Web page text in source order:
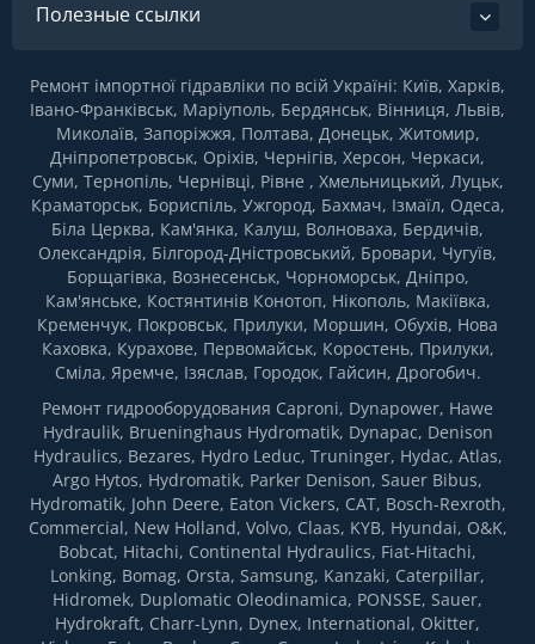
Полезные ссылки
Ремонт імпортної гідравліки по всій Україні: Київ, Харків,
Івано-Франківськ, Маріуполь, Бердянськ, Вінниця, Львів,
Миколаїв, Запоріжжя, Полтава, Донецьк, Житомир,
Дніпропетровськ, Оріхів, Чернігів, Херсон, Черкаси,
Суми, Тернопіль, Чернівці, Рівне , Хмельницький, Луцьк,
Краматорськ, Бориспіль, Ужгород, Бахмач, Ізмаїл, Одеса,
Біла Церква, Кам'янка, Калуш, Волноваха, Бердичів,
Олександрія, Білгород-Дністровський, Бровари, Чугуїв,
Борщагівка, Вознесенськ, Чорноморськ, Дніпро,
Кам'янське, Костянтинів Конотоп, Нікополь, Макіївка,
Кременчук, Покровськ, Прилуки, Моршин, Обухів, Нова
Каховка, Курахове, Первомайськ, Коростень, Прилуки,
Сміла, Яремче, Ізяслав, Городок, Гайсин, Дрогобич.
Ремонт гидрооборудования Caproni, Dynapower, Hawe
Hydraulik, Brueninghaus Hydromatik, Dynapac, Denison
Hydraulics, Bezares, Hydro Leduc, Truninger, Hydac, Atlas,
Argo Hytos, Hydromatik, Parker Denison, Sauer Bibus,
Hydromatik, John Deere, Eaton Vickers, CAT, Bosch-Rexroth,
Commercial, New Holland, Volvo, Claas, KYB, Hyundai, O&K,
Bobcat, Hitachi, Continental Hydraulics, Fiat-Hitachi,
Lonking, Bomag, Orsta, Samsung, Kanzaki, Caterpillar,
Hidromek, Duplomatic Oleodinamica, PONSSE, Sauer,
Hydrokraft, Charr-Lynn, Dynex, International, Okitter,